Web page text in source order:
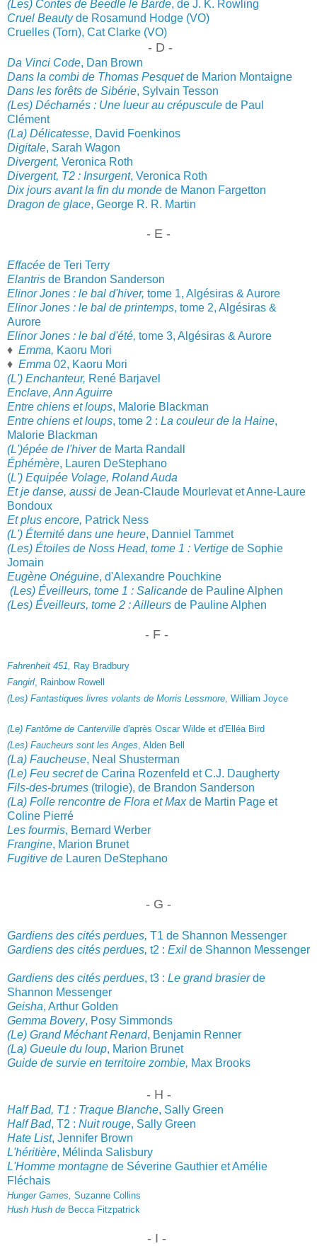
(Les) Contes de Beedle le Barde, de J. K. Rowling
Cruel Beautyde Rosamund Hodge (VO)
Cruelles (Torn), Cat Clarke (VO)
- D -
Da Vinci Code, Dan Brown
Dans la combi de Thomas Pesquetde Marion Montaigne
Dans les forêts de Sibérie, Syl vain Tesson
(Les) Décharnés : Une lueur au crépuscule de Paul
Clément
(La) Délicatesse, David Foenkinos
Digitale, Sarah Wagon
Divergent, Veronica Roth
Divergent, T2 : Insurgent, Veronica Roth
Dix jours avant la fin du monde de Manon Fargetton
Dragon de glace, George R. R. Martin
- E -
Effacée de Teri Terry
Elantris de Brandon Sanderson
Elinor Jones : le bal d'hiver, tome 1, Algésiras & Aurore
Elinor Jones : le bal de printemps, tome 2, Algésiras &
Aurore
Elinor Jones : le bal d'été, tome 3, Algésiras & Aurore
♦ Emma, Kaoru Mori
♦ Emma 02, Kaoru Mori
(L') Enchanteur, René Barjavel
Enclave, Ann Aguirre
Entre chiens et loups, Malorie Blackman
Entre chiens et loups, tome 2 : La couleur de la Haine,
Malorie Blackman
(L')épée de l'hiverde Marta Randall
Éphémère, Lauren DeStephano
(L') Equipée Volage, Roland Auda
Et je danse, aussi de Jean-Claude Mourlevat et Anne-Laure
Bondoux
Et plus encore, Patrick Ness
(L') Éternité dans une heure, Danniel Tammet
(Les) Étoiles de Noss Head, tome 1 : Vertige de Sophie
Jomain
Eugène Onéguine, d'Alexandre Pouchkine
(Les) Éveilleurs, tome 1 : Salicande de Pauline Alphen
(Les) Éveilleurs, tome 2 : Ailleurs de Pauline Alphen
- F -
Fahrenheit 451,
Ray Bradbury
Fangirl , Rainbow Rowell
(Les) Fantastiques livres volants de Morris Lessmore , William Joyce
(Le) Fantôme de Canterville d'après Oscar Wilde et d'Elléa Bird
(Les) Faucheurs sont les Anges , Alden Bell
(La) Faucheuse, Neal Shusterman
(Le) Feu secretde Carina Rozenfeld et C.J. Daugherty
Fils-des-brumes (trilogie), de Brandon Sanderson
(La) Folle rencontre de Flora et Maxde Martin Page et
Coline Pierré
Les fourmis, Bernard Werber
Frangine, Marion Brunet
Fugitive de Lauren DeStephano
- G -
Gardiens des cités perdues, T1 de Shannon Messenger
Gardiens des cités perdues, t2 : Exil de Shannon Messenger
Gardiens des cités perdues, t3 : Le grand brasierde
Shannon Messenger
Geisha, Arthur Golden
Gemma Bovery, Posy Simmonds
(Le) Grand Méchant Renard, Benjamin Renner
(La) Gueule du loup, Marion Brunet
Guide de survie en territoire zombie, Max Brooks
- H -
Half Bad, T1 : Traque Blanche, Sally Green
Half Bad, T2 : Nuit rouge, Sally Green
Hate List, Jennifer Brown
L'héritière, Mélinda Salisbury
L'Homme montagne de Séverine Gauthier et Amélie
Fléchais
Hunger Games, Suzanne Collins
Hush Hush de Becca Fitzpatrick
- I -